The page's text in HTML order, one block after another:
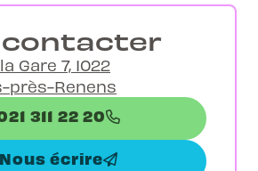
contacter
Gare 7, 1022
près-Renens
311 22 20
Nous écrire